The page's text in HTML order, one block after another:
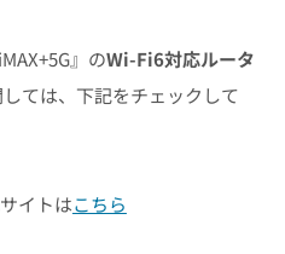
』のWi-Fi6対応ルータ
しては、下記をチェックして
イトはこちら